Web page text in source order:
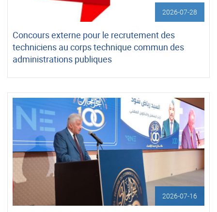
2026-07-28
Concours externe pour le recrutement des
techniciens au corps technique commun des
administrations publiques
2026-07-16